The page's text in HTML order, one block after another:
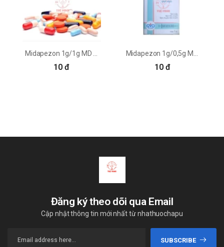
10 đ 10 đ
Đăng ký theo dõi qua Email
Cập nhật thông tin mới nhất từ nhathuochapu
SUBSCRIBE